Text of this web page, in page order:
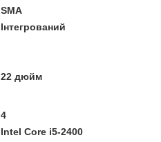
SMA
Інтегрований
22 дюйм
4
Intel Core i5-2400